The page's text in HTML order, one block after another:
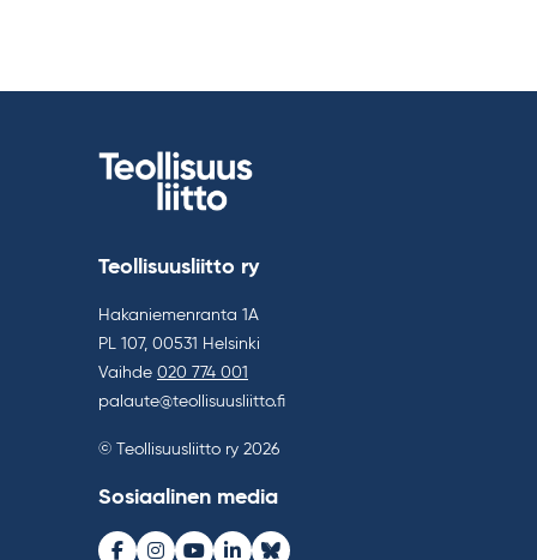
Teollisuusliitto ry
Hakaniemenranta 1A
PL 107, 00531 Helsinki
Vaihde 020 774 001
palaute@teollisuusliitto.fi
© Teollisuusliitto ry 2026
Sosiaalinen media